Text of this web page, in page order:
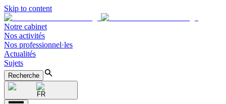
Skip to content
Notre cabinet
Nos activités
Nos professionnel·les
Actualités
Sujets
Recherche
FR